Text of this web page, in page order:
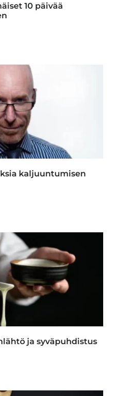
10 päivää
kaljuuntumisen
ja syväpuhdistus